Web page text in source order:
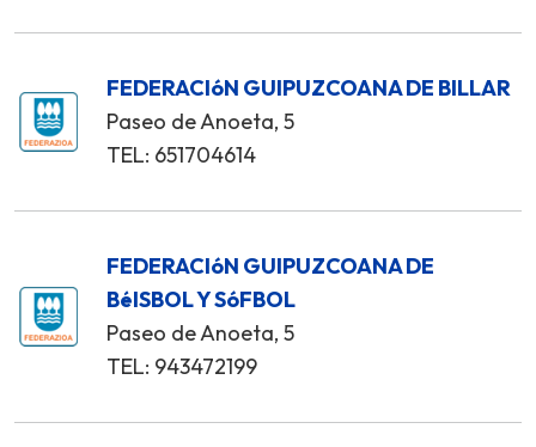
FEDERACIóN GUIPUZCOANA DE BILLAR
Paseo de Anoeta, 5
TEL: 651704614
FEDERACIóN GUIPUZCOANA DE
BéISBOL Y SóFBOL
Paseo de Anoeta, 5
TEL: 943472199